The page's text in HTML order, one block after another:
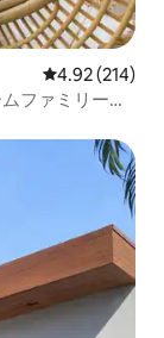
レビュー214
4.92 (214)
ファミリーヴ